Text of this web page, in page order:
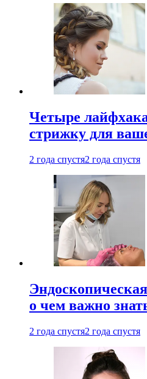
Четыре
стрижку для
2 года спустя2 года спустя
о чем важно
2 года спустя2 года спустя